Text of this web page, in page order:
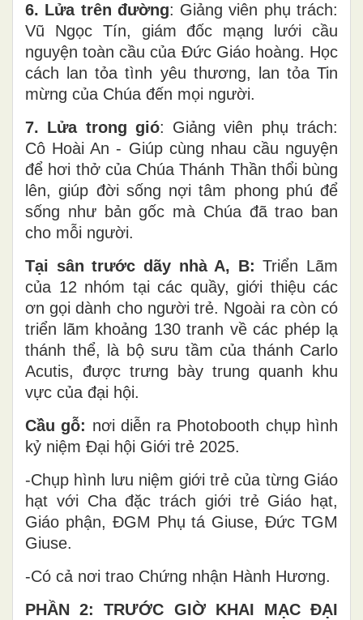
6. Lửa trên đường: Giảng viên phụ trách:
Vũ Ngọc Tín, giám đốc mạng lưới cầu
nguyện toàn cầu của Đức Giáo hoàng. Học
cách lan tỏa tình yêu thương, lan tỏa Tin
mừng của Chúa đến mọi người.
7. Lửa trong gió: Giảng viên phụ trách:
Cô Hoài An - Giúp cùng nhau cầu nguyện
để hơi thở của Chúa Thánh Thần thổi bùng
lên, giúp đời sống nợi tâm phong phú để
sống như bản gốc mà Chúa đã trao ban
cho mỗi người.
Tại sân trước dãy nhà A, B:Triển Lãm
của 12 nhóm tại các quầy, giới thiệu các
ơn gọi dành cho người trẻ. Ngoài ra còn có
triển lãm khoảng 130 tranh về các phép lạ
thánh thể, là bộ sưu tầm của thánh Carlo
Acutis, được trưng bày trung quanh khu
vực của đại hội.
Cầu gỗ: nơi diễn ra Photobooth chụp hình
kỷ niệm Đại hội Giới trẻ 2025.
-Chụp hình lưu niệm giới trẻ của từng Giáo
hạt với Cha đặc trách giới trẻ Giáo hạt,
Giáo phận, ĐGM Phụ tá Giuse, Đức TGM
Giuse.
-Có cả nơi trao Chứng nhận Hành Hương.
PHẦN 2: TRƯỚC GIỜ KHAI MẠC ĐẠI